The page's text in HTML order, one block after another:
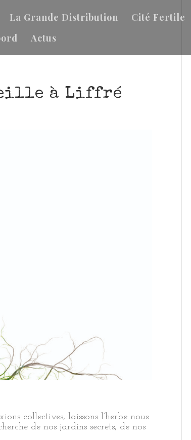
La Grande Distribution Cité Fertile
Actus
à Liffré
collectives, laissons l’herbe nous
de nos jardins secrets, de nos